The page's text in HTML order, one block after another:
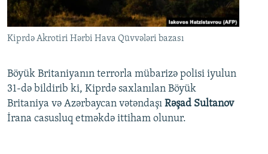
Kiprdə Akrotiri Hərbi Hava Qüvvələri bazası
Böyük Britaniyanın terrorla mübarizə polisi iyulun
31-də bildirib ki, Kiprdə saxlanılan Böyük
Britaniya və Azərbaycan vətəndaşı Rəşad Sultanov
İrana casusluq etməkdə ittiham olunur.